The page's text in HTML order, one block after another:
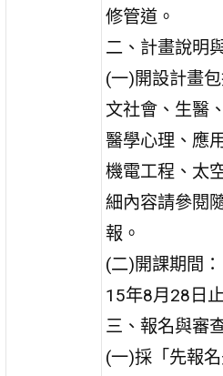
修管道。
二、計畫說明
(一)開設計畫
文社會、生醫
醫學心理、應
機電工程、太
細內容請參閱
報。
(二)開課期間
15年8月28日
三、報名與審
(一)採「先報